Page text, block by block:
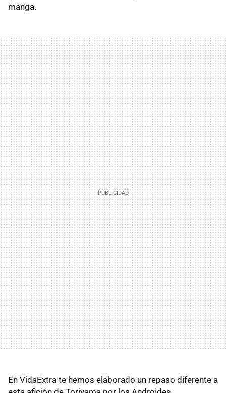
manga.
En VidaExtra te hemos elaborado un repaso diferente a